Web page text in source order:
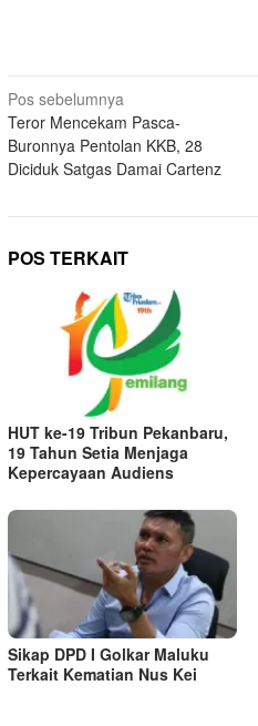
Navigasi
pos
Pos sebelumnya
Teror Mencekam Pasca-
Buronnya Pentolan KKB, 28
Diciduk Satgas Damai Cartenz
POS TERKAIT
HUT ke-19 Tribun Pekanbaru,
19 Tahun Setia Menjaga
Kepercayaan Audiens
Sikap DPD I Golkar Maluku
Terkait Kematian Nus Kei